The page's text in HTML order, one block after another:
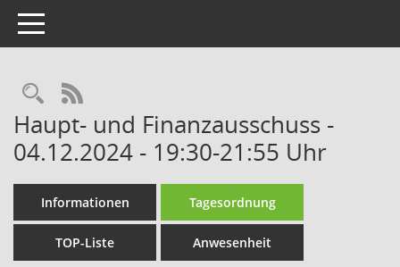
Toggle navigation
Rechercheauswahl
RSS-Feed
Haupt- und Finanzausschuss -
04.12.2024 - 19:30-21:55 Uhr
Informationen Tagesordnung
TOP-Liste Anwesenheit